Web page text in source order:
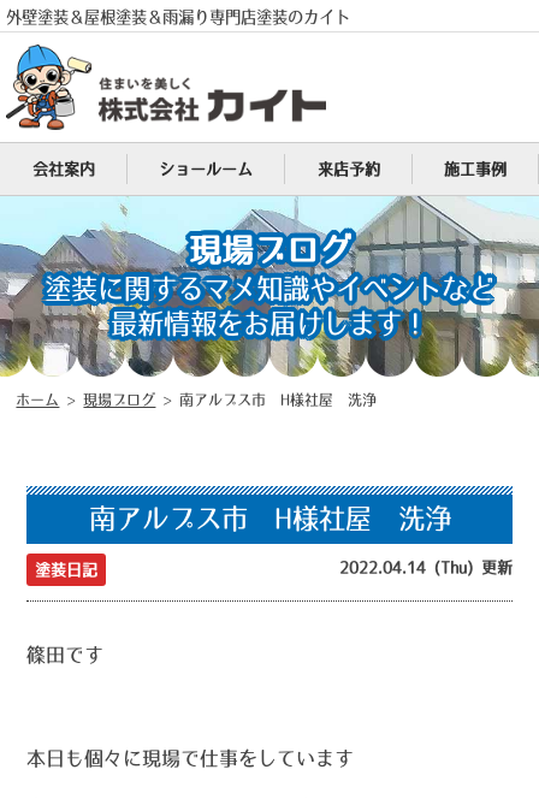
外壁塗装＆屋根塗装＆雨漏り専門店塗装のカイト
電話
会社案内 ショールーム 来店予約 施工事例
現場ブログ
塗装に関するマメ知識やイベントなど
最新情報をお届けします！
ホーム >現場ブログ > 南アルプス市 H様社屋 洗浄
南アルプス市 H様社屋 洗浄
塗装日記 2022.04.14 (Thu) 更新
篠田です
本日も個々に現場で仕事をしています